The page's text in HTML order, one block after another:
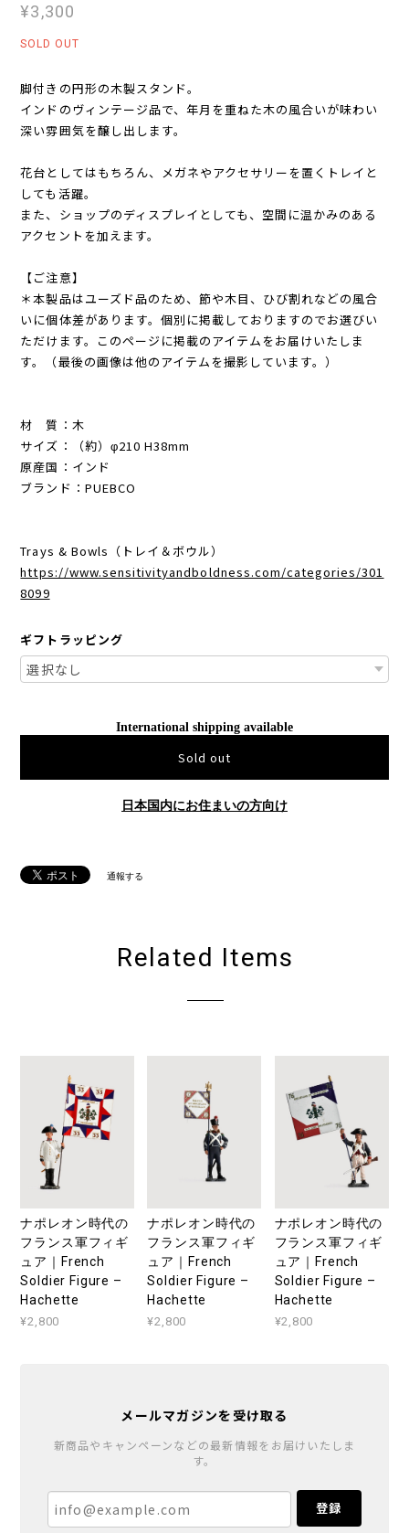
¥3,300
SOLD OUT
脚付きの円形の木製スタンド。
インドのヴィンテージ品で、年月を重ねた木の風合いが味わい
深い雰囲気を醸し出します。
花台としてはもちろん、メガネやアクセサリーを置くトレイと
しても活躍。
また、ショップのディスプレイとしても、空間に温かみのある
アクセントを加えます。
【ご注意】
＊本製品はユーズド品のため、節や木目、ひび割れなどの風合
いに個体差があります。個別に掲載しておりますのでお選びい
ただけます。このページに掲載のアイテムをお届けいたしま
す。（最後の画像は他のアイテムを撮影しています。）
材 質：木
サイズ：（約）φ210 H38mm
原産国：インド
ブランド：PUEBCO
Trays & Bowls（トレイ＆ボウル）
https://www.sensitivityandboldness.com/categories/301
8099
ギフトラッピング
International shipping available
Sold out
日本国内にお住まいの方向け
通報する
Related Items
ナポレオン時代の
フランス軍フィギ
ュア｜French
Soldier Figure –
Hachette
¥2,800
ナポレオン時代の
フランス軍フィギ
ュア｜French
Soldier Figure –
Hachette
¥2,800
ナポレオン時代の
フランス軍フィギ
ュア｜French
Soldier Figure –
Hachette
¥2,800
メールマガジンを受け取る
新商品やキャンペーンなどの最新情報をお届けいたしま
す。
登録